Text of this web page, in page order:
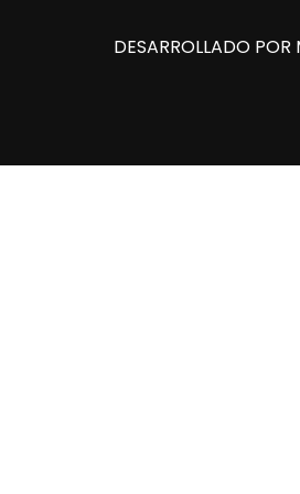
DESARROLLADO POR